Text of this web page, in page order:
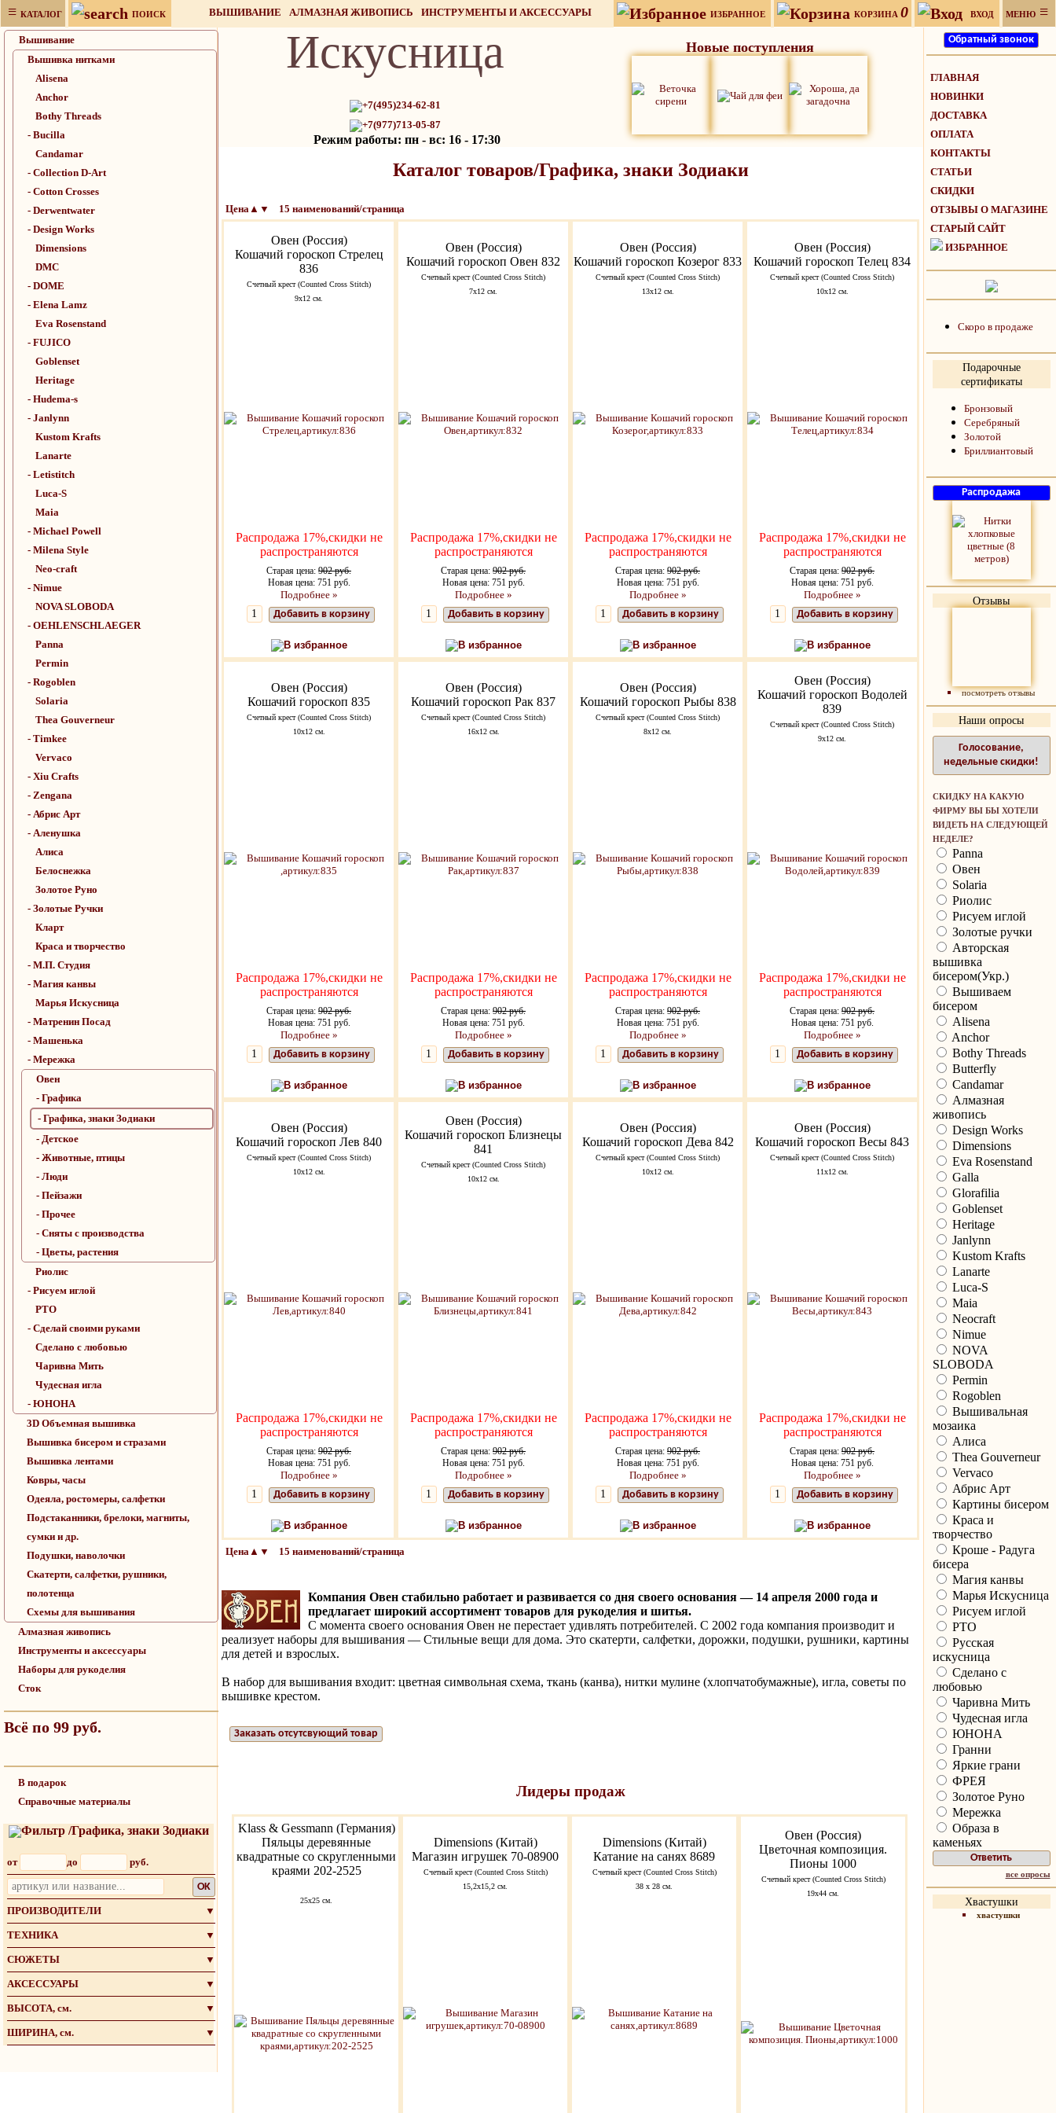
≡ КАТАЛОГ ПОИСК ВЫШИВАНИЕ АЛМАЗНАЯ ЖИВОПИСЬ
ИНСТРУМЕНТЫ И АКСЕССУАРЫ
НАБОРЫ ДЛЯ РУКОДЕЛИЯ
ИЗБРАННОЕ КОРЗИНА 0 ВХОД МЕНЮ ≡
Вышивание
Вышивка нитками
Alisena
Anchor
Bothy Threads
- Bucilla
Candamar
- Collection D-Art
- Cotton Crosses
- Derwentwater
- Design Works
Dimensions
DMC
- DOME
- Elena Lamz
Eva Rosenstand
- FUJICO
Goblenset
Heritage
- Hudema-s
- Janlynn
Kustom Krafts
Lanarte
- Letistitch
Luca-S
Maia
- Michael Powell
- Milena Style
Neo-craft
- Nimue
NOVA SLOBODA
- OEHLENSCHLAEGER
Panna
Permin
- Rogoblen
Solaria
Thea Gouverneur
- Timkee
Vervaco
- Xiu Crafts
- Zengana
- Абрис Арт
- Аленушка
Алиса
Белоснежка
Золотое Руно
- Золотые Ручки
Кларт
Краса и творчество
- М.П. Студия
- Магия канвы
Марья Искусница
- Матренин Посад
- Машенька
- Мережка
Овен
- Графика
- Графика, знаки Зодиаки
- Детское
- Животные, птицы
- Люди
- Пейзажи
- Прочее
- Сняты с производства
- Цветы, растения
Риолис
- Рисуем иглой
РТО
- Сделай своими руками
Сделано с любовью
Чаривна Мить
Чудесная игла
- ЮНОНА
3D Объемная вышивка
Вышивка бисером и стразами
Вышивка лентами
Ковры, часы
Одеяла, ростомеры, салфетки
Подстаканники, брелоки, магниты,
сумки и др.
Подушки, наволочки
Скатерти, салфетки, рушники,
полотенца
Схемы для вышивания
Алмазная живопись
Инструменты и аксессуары
Наборы для рукоделия
Сток
Всё по 99 руб.
В подарок
Справочные материалы
Фильтр /Графика, знаки Зодиаки
от до руб.
OK
ПРОИЗВОДИТЕЛИ
▼
ТЕХНИКА ▼
СЮЖЕТЫ ▼
АКСЕССУАРЫ ▼
ВЫСОТА, см. ▼
ШИРИНА, см. ▼
Искусница
+7(495)234-62-81
+7(977)713-05-87
Режим работы: пн - вс: 16 - 17:30
Новые поступления
Каталог товаров/Графика, знаки Зодиаки
Цена▲▼ 15 наименований/страница
Овен (Россия)
Кошачий гороскоп Стрелец
836
Счетный крест (Counted Cross Stitch)
9х12 см.
Распродажа 17%,скидки не
распространяются
Старая цена: 902 руб.
Новая цена: 751 руб.
Подробнее »
Добавить в корзину
В избранное
Овен (Россия)
Кошачий гороскоп Овен 832
Счетный крест (Counted Cross Stitch)
7х12 см.
Распродажа 17%,скидки не
распространяются
Старая цена: 902 руб.
Новая цена: 751 руб.
Подробнее »
Добавить в корзину
В избранное
Овен (Россия)
Кошачий гороскоп Козерог 833
Счетный крест (Counted Cross Stitch)
13х12 см.
Распродажа 17%,скидки не
распространяются
Старая цена: 902 руб.
Новая цена: 751 руб.
Подробнее »
Добавить в корзину
В избранное
Овен (Россия)
Кошачий гороскоп Телец 834
Счетный крест (Counted Cross Stitch)
10х12 см.
Распродажа 17%,скидки не
распространяются
Старая цена: 902 руб.
Новая цена: 751 руб.
Подробнее »
Добавить в корзину
В избранное
Овен (Россия)
Кошачий гороскоп 835
Счетный крест (Counted Cross Stitch)
10х12 см.
Распродажа 17%,скидки не
распространяются
Старая цена: 902 руб.
Новая цена: 751 руб.
Подробнее »
Добавить в корзину
В избранное
Овен (Россия)
Кошачий гороскоп Рак 837
Счетный крест (Counted Cross Stitch)
16х12 см.
Распродажа 17%,скидки не
распространяются
Старая цена: 902 руб.
Новая цена: 751 руб.
Подробнее »
Добавить в корзину
В избранное
Овен (Россия)
Кошачий гороскоп Рыбы 838
Счетный крест (Counted Cross Stitch)
8х12 см.
Распродажа 17%,скидки не
распространяются
Старая цена: 902 руб.
Новая цена: 751 руб.
Подробнее »
Добавить в корзину
В избранное
Овен (Россия)
Кошачий гороскоп Водолей
839
Счетный крест (Counted Cross Stitch)
9х12 см.
Распродажа 17%,скидки не
распространяются
Старая цена: 902 руб.
Новая цена: 751 руб.
Подробнее »
Добавить в корзину
В избранное
Овен (Россия)
Кошачий гороскоп Лев 840
Счетный крест (Counted Cross Stitch)
10х12 см.
Распродажа 17%,скидки не
распространяются
Старая цена: 902 руб.
Новая цена: 751 руб.
Подробнее »
Добавить в корзину
В избранное
Овен (Россия)
Кошачий гороскоп Близнецы
841
Счетный крест (Counted Cross Stitch)
10х12 см.
Распродажа 17%,скидки не
распространяются
Старая цена: 902 руб.
Новая цена: 751 руб.
Подробнее »
Добавить в корзину
В избранное
Овен (Россия)
Кошачий гороскоп Дева 842
Счетный крест (Counted Cross Stitch)
10х12 см.
Распродажа 17%,скидки не
распространяются
Старая цена: 902 руб.
Новая цена: 751 руб.
Подробнее »
Добавить в корзину
В избранное
Овен (Россия)
Кошачий гороскоп Весы 843
Счетный крест (Counted Cross Stitch)
11х12 см.
Распродажа 17%,скидки не
распространяются
Старая цена: 902 руб.
Новая цена: 751 руб.
Подробнее »
Добавить в корзину
В избранное
Цена▲▼ 15 наименований/страница
Компания Овен стабильно работает и развивается со дня своего основания — 14 апреля 2000 года и
предлагает широкий ассортимент товаров для рукоделия и шитья.
С момента своего основания Овен не перестает удивлять потребителей. С 2002 года компания производит и
реализует наборы для вышивания — Стильные вещи для дома. Это скатерти, салфетки, дорожки, подушки, рушники, картины
для детей и взрослых.
В набор для вышивания входит: цветная символьная схема, ткань (канва), нитки мулине (хлопчатобумажные), игла, советы по
вышивке крестом.
Заказать отсутсвующий товар
Лидеры продаж
Klass & Gessmann (Германия)
Пяльцы деревянные
квадратные со скругленными
краями 202-2525
25х25 см.
Dimensions (Китай)
Магазин игрушек 70-08900
Счетный крест (Counted Cross Stitch)
15,2x15,2 см.
Dimensions (Китай)
Катание на санях 8689
Счетный крест (Counted Cross Stitch)
38 х 28 см.
Овен (Россия)
Цветочная композиция.
Пионы 1000
Счетный крест (Counted Cross Stitch)
19х44 см.
ГЛАВНАЯ
НОВИНКИ
ДОСТАВКА
ОПЛАТА
КОНТАКТЫ
СТАТЬИ
СКИДКИ
ОТЗЫВЫ О МАГАЗИНЕ
СТАРЫЙ САЙТ
ИЗБРАННОЕ
Скоро в продаже
Подарочные
сертификаты
Бронзовый
Серебряный
Золотой
Бриллиантовый
Отзывы
посмотреть отзывы
Наши опросы
Голосование,
недельные скидки!
СКИДКУ НА КАКУЮ
ФИРМУ ВЫ БЫ ХОТЕЛИ
ВИДЕТЬ НА СЛЕДУЮЩЕЙ
НЕДЕЛЕ?
Panna
Овен
Solaria
Риолис
Рисуем иглой
Золотые ручки
Авторская
вышивка
бисером(Укр.)
Вышиваем
бисером
Alisena
Anchor
Bothy Threads
Butterfly
Candamar
Алмазная
живопись
Design Works
Dimensions
Eva Rosenstand
Galla
Glorafilia
Goblenset
Heritage
Janlynn
Kustom Krafts
Lanarte
Luca-S
Maia
Neocraft
Nimue
NOVA
SLOBODA
Permin
Rogoblen
Вышивальная
мозаика
Алиса
Thea Gouverneur
Vervaco
Абрис Арт
Картины бисером
Краса и
творчество
Кроше - Радуга
бисера
Магия канвы
Марья Искусница
Рисуем иглой
РТО
Русская
искусница
Сделано с
любовью
Чаривна Мить
Чудесная игла
ЮНОНА
Гранни
Яркие грани
ФРЕЯ
Золотое Руно
Мережка
Образа в
каменьях
все опросы
Хвастушки
хвастушки